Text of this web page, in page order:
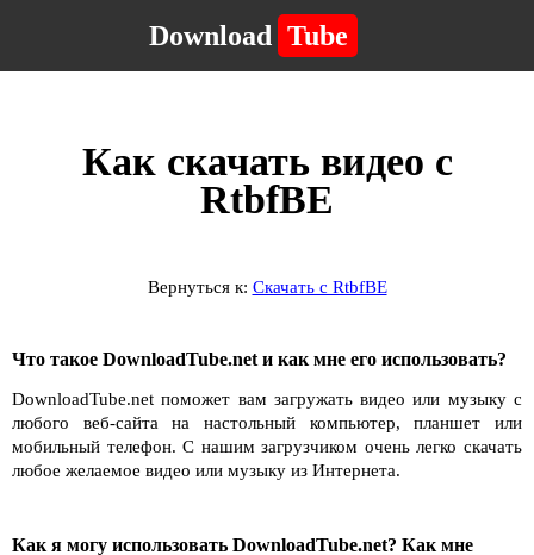
Download Tube
Как скачать видео с
RtbfBE
Вернуться к: Скачать с RtbfBE
Что такое DownloadTube.net и как мне его использовать?
DownloadTube.net поможет вам загружать видео или музыку с
любого веб-сайта на настольный компьютер, планшет или
мобильный телефон. С нашим загрузчиком очень легко скачать
любое желаемое видео или музыку из Интернета.
Как я могу использовать DownloadTube.net? Как мне